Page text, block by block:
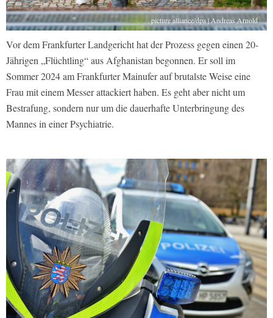
picture alliance/dpa | Andreas Arnold
Vor dem Frankfurter Landgericht hat der Prozess gegen einen 20-
Jährigen „Flüchtling“ aus Afghanistan begonnen. Er soll im
Sommer 2024 am Frankfurter Mainufer auf brutalste Weise eine
Frau mit einem Messer attackiert haben. Es geht aber nicht um
Bestrafung, sondern nur um die dauerhafte Unterbringung des
Mannes in einer Psychiatrie.